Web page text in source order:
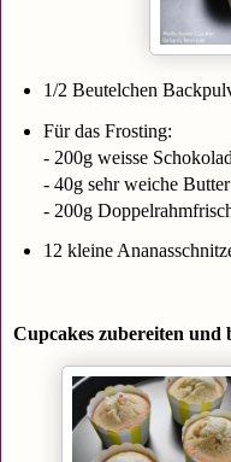
1/2 Beutelchen
Für das Frosting:
- 200g weisse
- 40g sehr weiche Butter
- 200g
12 kleine
Cupcakes zubereiten und